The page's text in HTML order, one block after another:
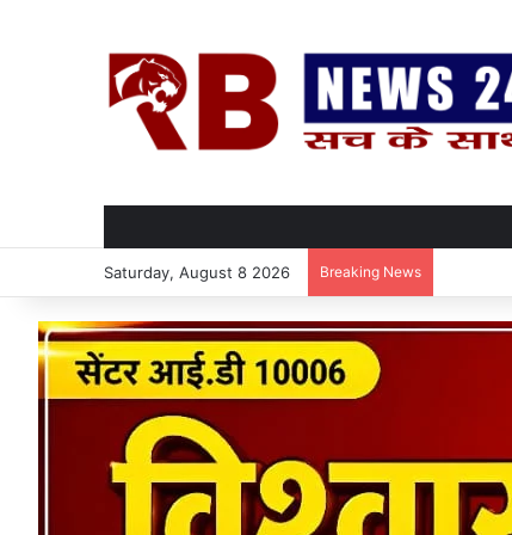
Saturday, August 8 2026 Breaking News